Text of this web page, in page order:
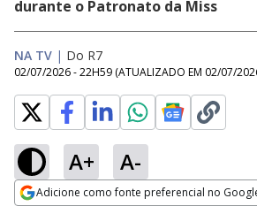
durante o Patronato da Miss
NA TV | Do R7
02/07/2026 - 22H59 (ATUALIZADO EM 02/07/
A+ A-
Adicione como fonte preferencial no
Ativar
Loaded:
43.53%